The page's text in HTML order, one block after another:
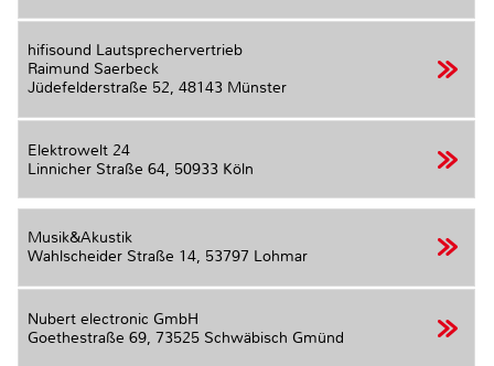
hifisound Lautsprechervertrieb
Raimund Saerbeck
Jüdefelderstraße 52, 48143 Münster
Elektrowelt 24
Linnicher Straße 64, 50933 Köln
Musik&Akustik
Wahlscheider Straße 14, 53797 Lohmar
Nubert electronic GmbH
Goethestraße 69, 73525 Schwäbisch Gmünd